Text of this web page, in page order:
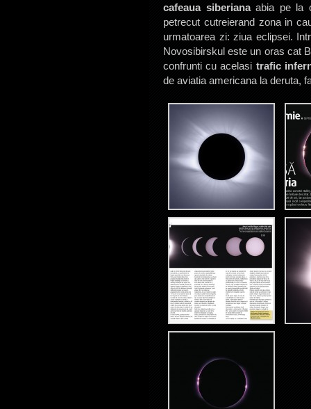
cafeaua siberianaabia pe la
petrecut cutreierand zona in
urmatoarea zi: ziua eclipsei.
Novosibirskul este un oras cat
confrunti cu acelasi trafic
de aviatia americana la deruta,